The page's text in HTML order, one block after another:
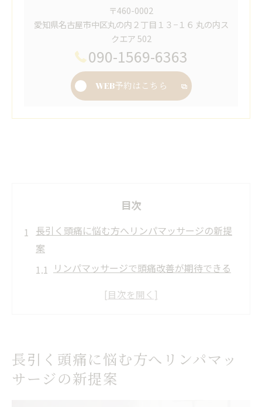
〒460-0002
愛知県名古屋市中区丸の内２丁目１３−１６ 丸の内ス
クエア 502
090-1569-6363
WEB予約はこちら
目次
長引く頭痛に悩む方へリンパマッサージの新提
案
リンパマッサージで頭痛改善が期待できる
とは
頭痛とリンパマッサージの相乗効果を体感
長引く頭痛に悩む方へリンパマッ
サージの新提案